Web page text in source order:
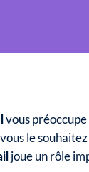
vous
le
joue un rôle